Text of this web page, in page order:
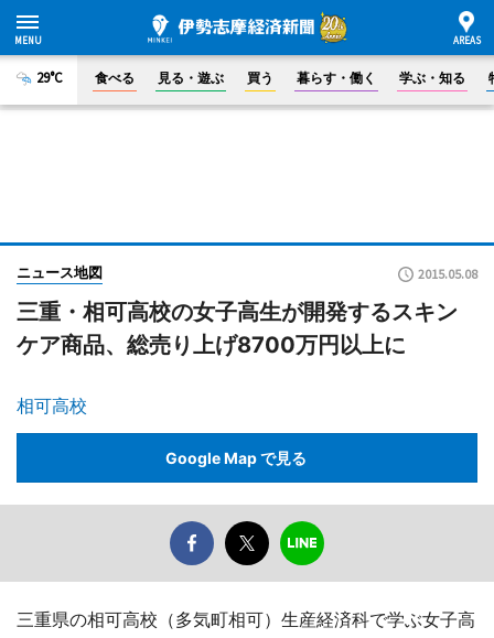
29°C 食べる 見る・遊ぶ 買う 暮らす・働く 学ぶ・知る
ニュース地図 2015.05.08
三重・相可高校の女子高生が開発するスキン
ケア商品、総売り上げ8700万円以上に
相可高校
Google Map で見る
三重県の相可高校（多気町相可）生産経済科で学ぶ女子高